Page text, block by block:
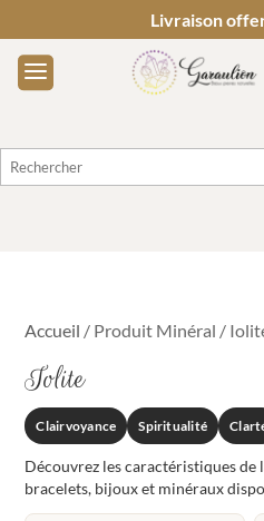
Livraison
Accueil / Produit Minéral /
Iolite
Clairvoyance Spiritualité
Découvrez les caractéristiques de
bracelets, bijoux et minéraux